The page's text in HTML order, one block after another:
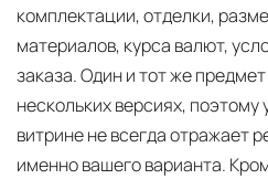
комплектации, отделки,
материалов, курса валют,
заказа. Один и тот же
нескольких версиях,
витрине не всегда отражает
именно вашего варианта.